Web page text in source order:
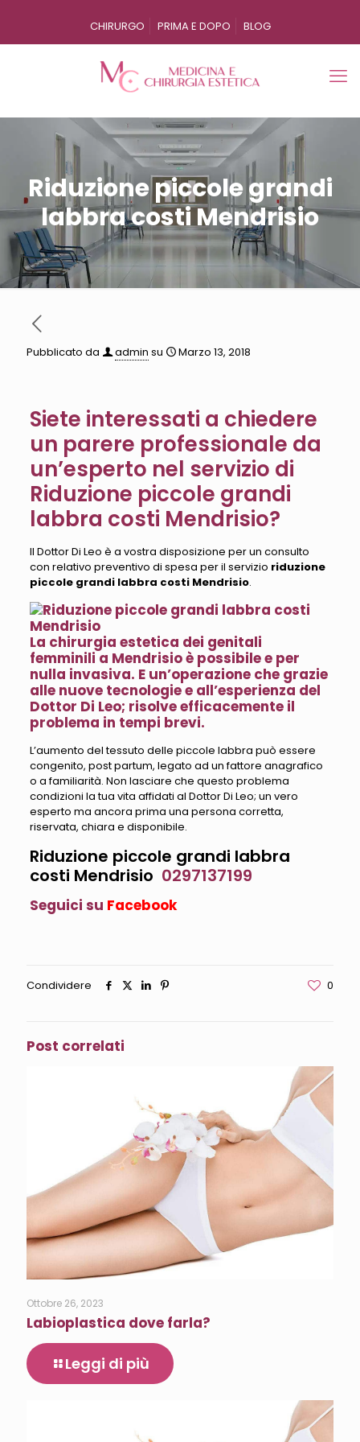
CHIRURGO PRIMA E DOPO BLOG
Riduzione piccole grandi
labbra costi Mendrisio
Pubblicato da admin su Marzo 13, 2018
Siete interessati a chiedere
un parere professionale da
un’esperto nel servizio di
Riduzione piccole grandi
labbra costi Mendrisio?
Il Dottor Di Leo è a vostra disposizione per un consulto
con relativo preventivo di spesa per il servizio riduzione
piccole grandi labbra costi Mendrisio.
La chirurgia estetica dei genitali
femminili a Mendrisio è possibile e per
nulla invasiva. E un’operazione che grazie
alle nuove tecnologie e all’esperienza del
Dottor Di Leo; risolve efficacemente il
problema in tempi brevi.
L’aumento del tessuto delle piccole labbra può essere
congenito, post partum, legato ad un fattore anagrafico
o a familiarità. Non lasciare che questo problema
condizioni la tua vita affidati al Dottor Di Leo; un vero
esperto ma ancora prima una persona corretta,
riservata, chiara e disponibile.
Riduzione piccole grandi labbra
costi Mendrisio 0297137199
Seguici su Facebook
Condividere 0
Post correlati
Ottobre 26, 2023
Labioplastica dove farla?
Leggi di più